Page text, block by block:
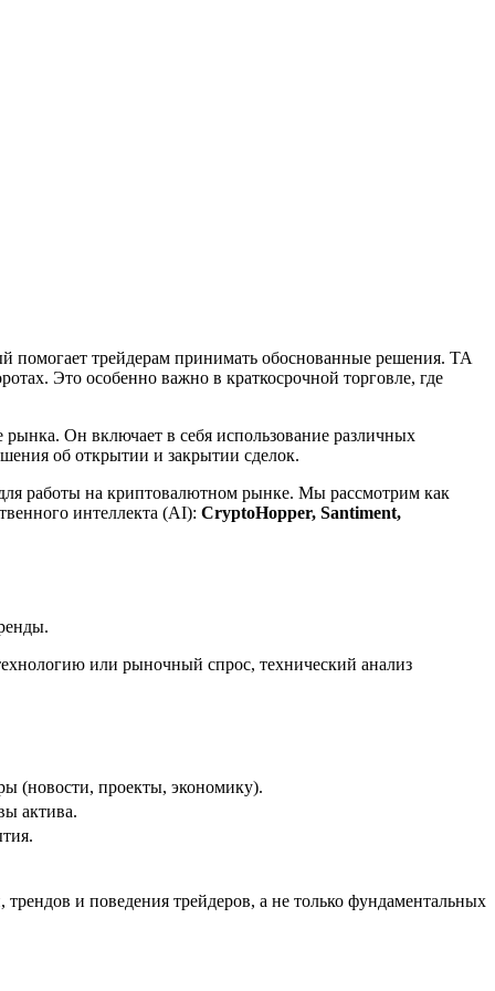
помогает трейдерам принимать обоснованные решения. ТА
Это особенно важно в краткосрочной торговле, где
рынка. Он включает в себя использование различных
об открытии и закрытии сделок.
работы на криптовалютном рынке. Мы рассмотрим как
интеллекта (AI): CryptoHopper, Santiment,
или рыночный спрос, технический анализ
(новости, проекты, экономику).
актива.
и поведения трейдеров, а не только фундаментальных